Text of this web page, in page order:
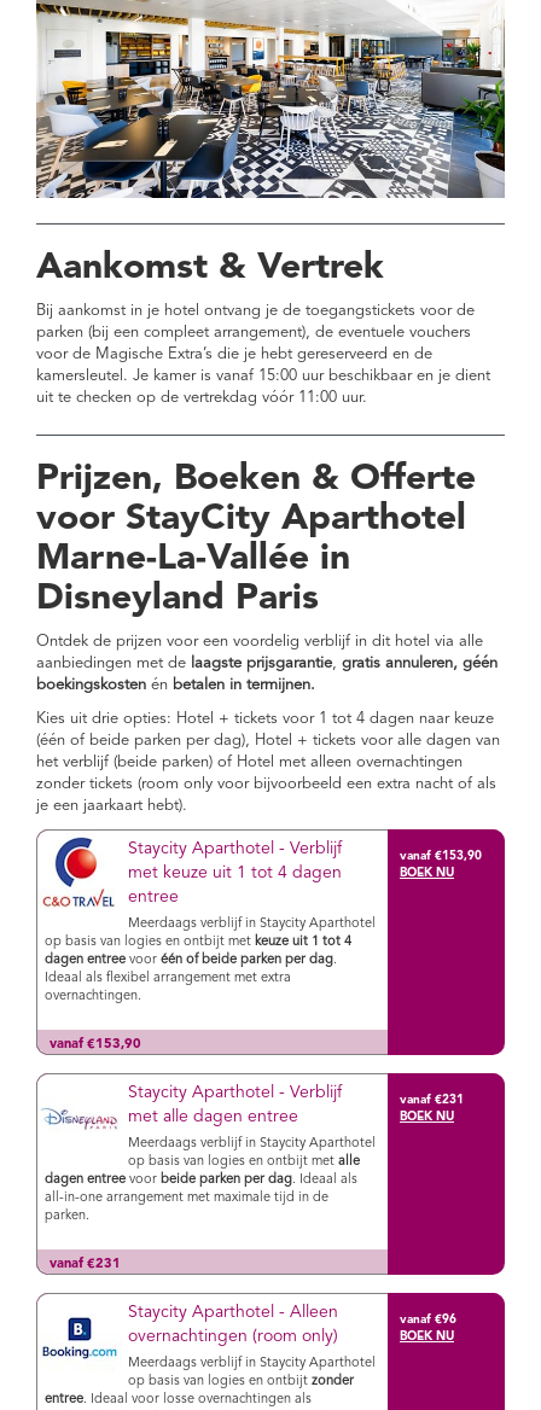
Aankomst & Vertrek
Bij aankomst in je hotel ontvang je de toegangstickets voor de
parken (bij een compleet arrangement), de eventuele vouchers
voor de Magische Extra’s die je hebt gereserveerd en de
kamersleutel. Je kamer is vanaf 15:00 uur beschikbaar en je dient
uit te checken op de vertrekdag vóór 11:00 uur.
Prijzen, Boeken & Offerte
voor StayCity Aparthotel
Marne-La-Vallée in
Disneyland Paris
Ontdek de prijzen voor een voordelig verblijf in dit hotel via alle
aanbiedingen met de laagste prijsgarantie, gratis annuleren, géén
boekingskosten én betalen in termijnen.
Kies uit drie opties: Hotel + tickets voor 1 tot 4 dagen naar keuze
(één of beide parken per dag), Hotel + tickets voor alle dagen van
het verblijf (beide parken) of Hotel met alleen overnachtingen
zonder tickets (room only voor bijvoorbeeld een extra nacht of als
je een jaarkaart hebt).
Staycity Aparthotel - Verblijf
met keuze uit 1 tot 4 dagen
entree
Meerdaags verblijf in Staycity Aparthotel
op basis van logies en ontbijt met keuze uit 1 tot 4
dagen entree voor één of beide parken per dag.
Ideaal als flexibel arrangement met extra
overnachtingen.
vanaf €153,90
vanaf €153,90
Staycity Aparthotel - Verblijf
met alle dagen entree
Meerdaags verblijf in Staycity Aparthotel
op basis van logies en ontbijt met alle
dagen entree voor beide parken per dag. Ideaal als
all-in-one arrangement met maximale tijd in de
parken.
vanaf €231
vanaf €231
Staycity Aparthotel - Alleen
overnachtingen (room only)
Meerdaags verblijf in Staycity Aparthotel
op basis van logies en ontbijt zonder
entree. Ideaal voor losse overnachtingen als
vanaf €96